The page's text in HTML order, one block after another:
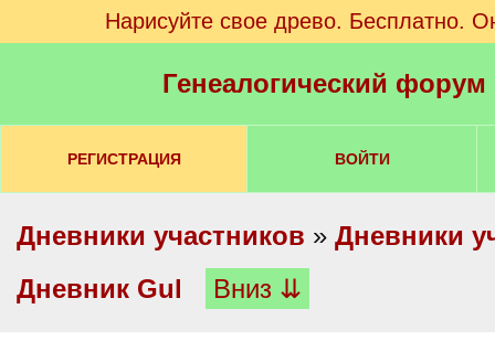
Нарисуйте свое древо. Бесплатно.
Генеалогический
РЕГИСТРАЦИЯ ВОЙТИ
Дневники участников » Дневники
Дневник Gul
Вниз ⇊